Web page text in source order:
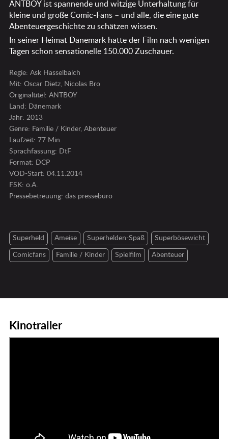
ANTBOY ist spannende und witzige Unterhaltung für
kleine und große Comic-Fans – und alle, die eine gute
Abenteuergeschichte zu schätzen wissen.
In seiner Heimat Dänemark hatte der Film nach wenigen
Tagen schon sensationelle 150.000 Zuschauer.
Regie: Ask Hasselbalch
Mit: Oscar Dietz, Nicolas Bro
Originaltitel: ANTBOY
Land: Dänemark
Jahr: 2013
Genre: Familie / Kinder, Abenteuer
Laufzeit: 77 Min.
Sprachfassung: DtF
Format: DCP
VOD-Start: 04.11.2014
FSK: o.A.
Pressebetreuung: das pressebüro
Superheld Ameise Superhelden-Spaß
Superbösewicht
Comicfans
Familie / Kinder Spielfilm Abenteuer
Kinotrailer